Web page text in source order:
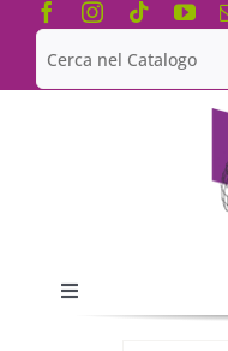
Salta
contenuto
Cerca
per:
Toggle
Navigation